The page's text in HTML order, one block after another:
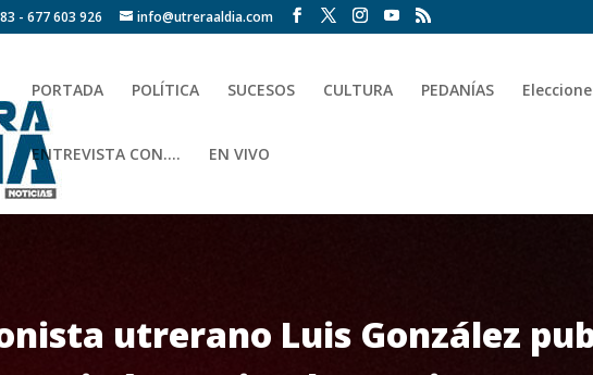
- 677 603 926 info@utreraaldia.com
PORTADA POLÍTICA SUCESOS CULTURA PEDANÍAS
ENTREVISTA CON…. EN VIVO
utrerano Luis González